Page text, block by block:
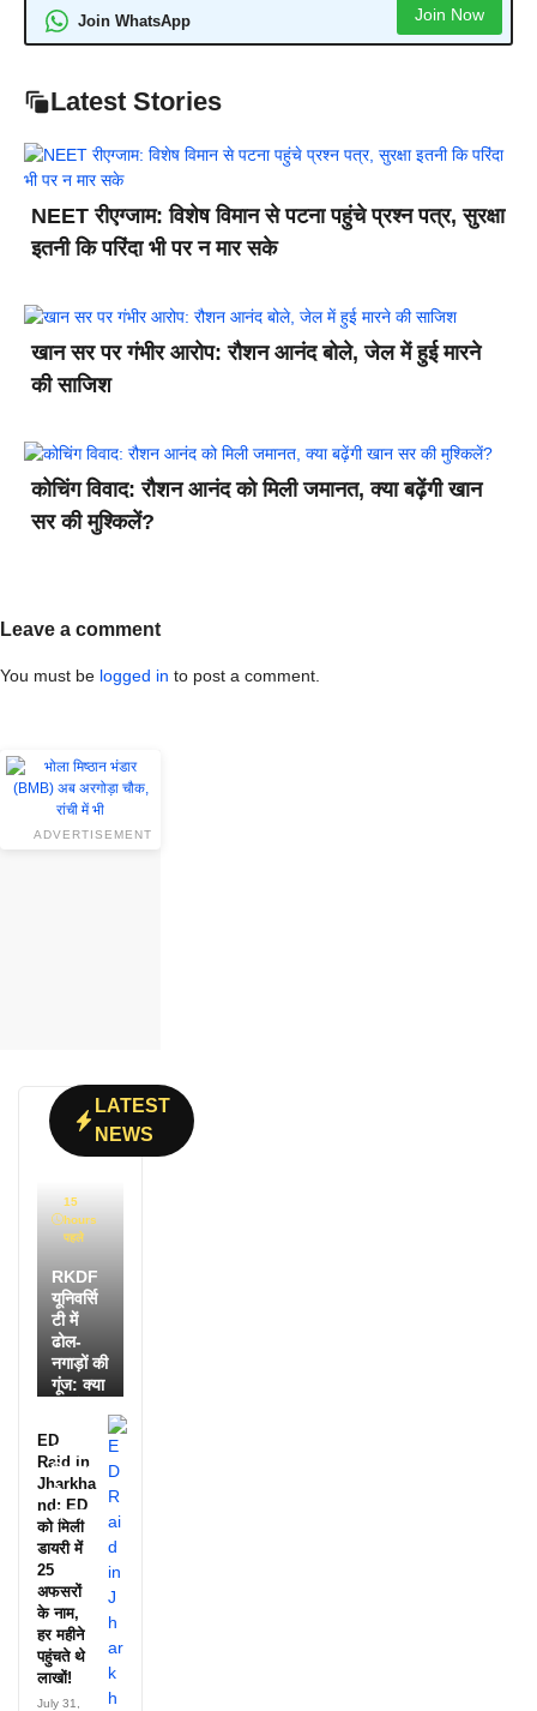
Join WhatsApp Join Now
Latest Stories
NEET रीएग्जाम: विशेष विमान से पटना पहुंचे प्रश्न पत्र, सुरक्षा
इतनी कि परिंदा भी पर न मार सके
खान सर पर गंभीर आरोप: रौशन आनंद बोले, जेल में हुई मारने
की साजिश
कोचिंग विवाद: रौशन आनंद को मिली जमानत, क्या बढ़ेंगी खान
सर की मुश्किलें?
Leave a comment
You must be logged in to post a comment.
ADVERTISEMENT
LATEST
NEWS
15
hours
पहले
RKDF
यूनिवर्सि
टी में
ढोल-
नगाड़ों की
गूंज: क्या
आदिवासी
दिवस की
ये
झलक?
ED
Raid in
Jharkha
nd: ED
को मिली
डायरी में
25
अफसरों
के नाम,
हर महीने
पहुंचते थे
लाखों!
July 31,